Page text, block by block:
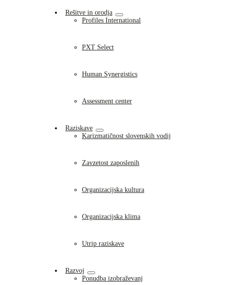
Rešitve in orodja
Profiles International
PXT Select
Human Synergistics
Assessment center
Raziskave
Karizmatičnost slovenskih vodij
Zavzetost zaposlenih
Organizacijska kultura
Organizacijska klima
Utrip raziskave
Razvoj
Ponudba izobraževanj